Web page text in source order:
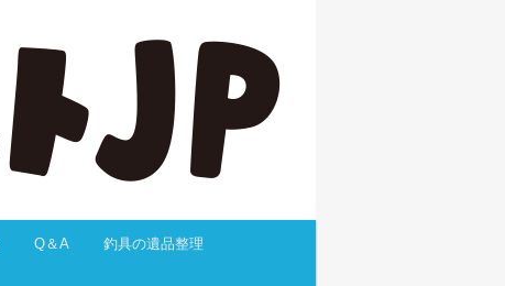
Q＆A 釣具の遺品整理